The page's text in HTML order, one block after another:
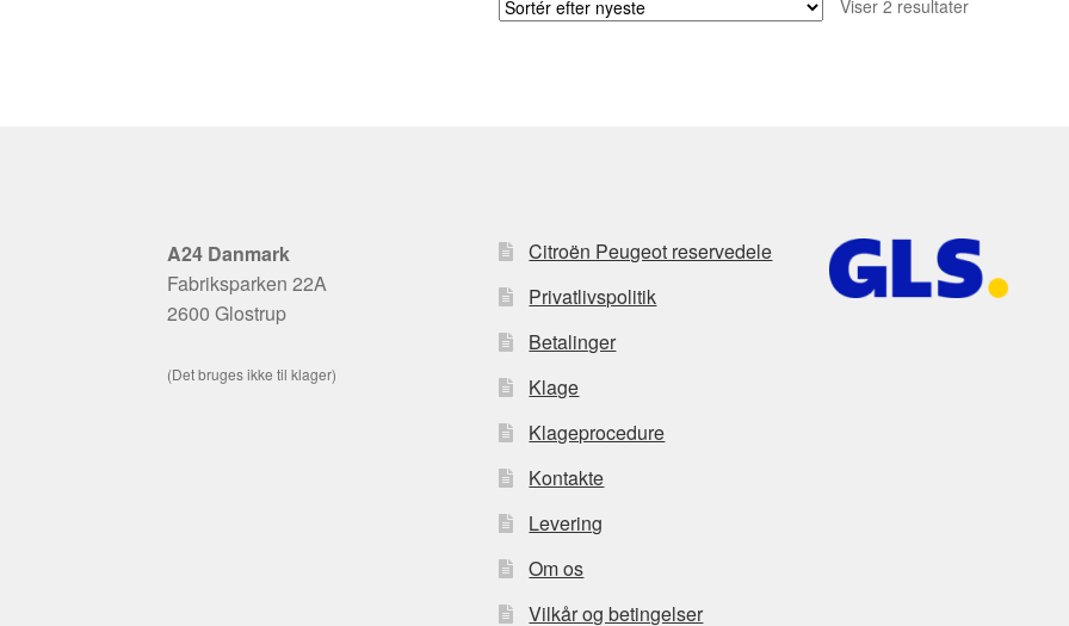
Viser 2 resultater
A24 Danmark
Fabriksparken 22A
2600 Glostrup
(Det bruges ikke til klager)
Citroën Peugeot reservedele
Privatlivspolitik
Betalinger
Klage
Klageprocedure
Kontakte
Levering
Om os
Vilkår og betingelser